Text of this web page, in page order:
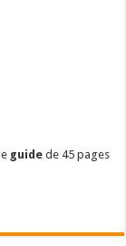
guide de 45 pages